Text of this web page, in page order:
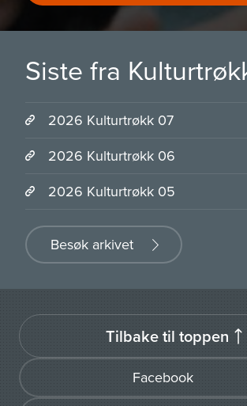
Siste fra
2026 Kulturtrøkk 07
2026 Kulturtrøkk 06
2026 Kulturtrøkk 05
Besøk arkivet
Facebook
Tilbake til toppen